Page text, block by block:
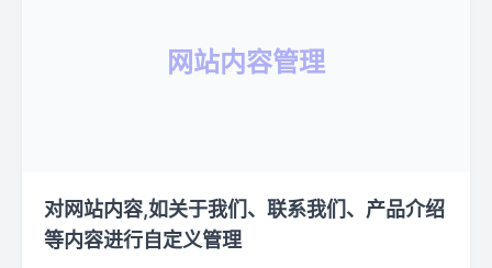
网站内容管理
对网站内容,如关于我们、联系我们、产品介绍
等内容进行自定义管理